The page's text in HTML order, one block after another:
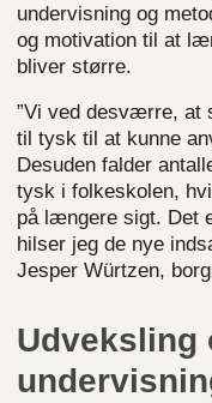
undervisning og
og motivation til at
bliver større.
”Vi ved desværre, at
til tysk til at kunne
Desuden falder
tysk i folkeskolen,
på længere sigt. Det
hilser jeg de nye
Jesper Würtzen,
Udveksling